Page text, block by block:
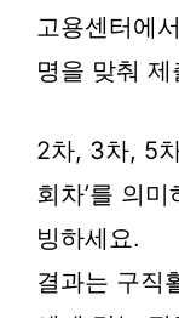
고용센터에
명을 맞춰 제
2차, 3차, 5
회차’를 의
빙하세요.
결과는 구직